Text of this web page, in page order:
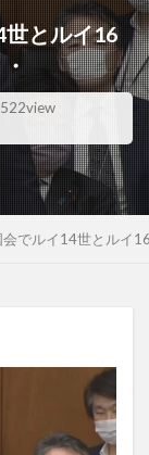
世とルイ16
会でルイ14世とルイ